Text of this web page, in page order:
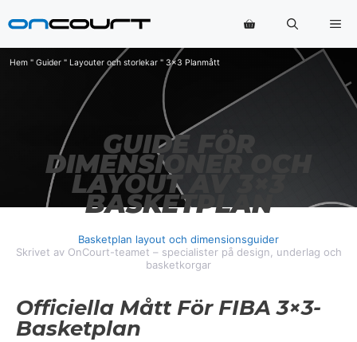
till
Hem " Guider " Layouter och storlekar " 3x3 Planmått
GUIDE FÖR
DIMENSIONER OCH
LAYOUT AV 3×3
BASKETPLAN
Basketplan layout och dimensionsguider
Skrivet av OnCourt-teamet – specialister på design, underlag och
basketkorgar
Officiella Mått För FIBA 3×3-
Basketplan